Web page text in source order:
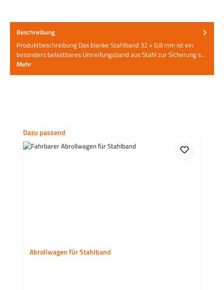
Beschreibung
Produktbeschreibung Das blanke Stahlband 32 × 0,8 mm ist ein
besonders belastbares Umreifungsband aus Stahl zur Sicherung s…
Mehr
Produktgalerie überspringen
Dazu passend
Abrollwagen für Stahlband